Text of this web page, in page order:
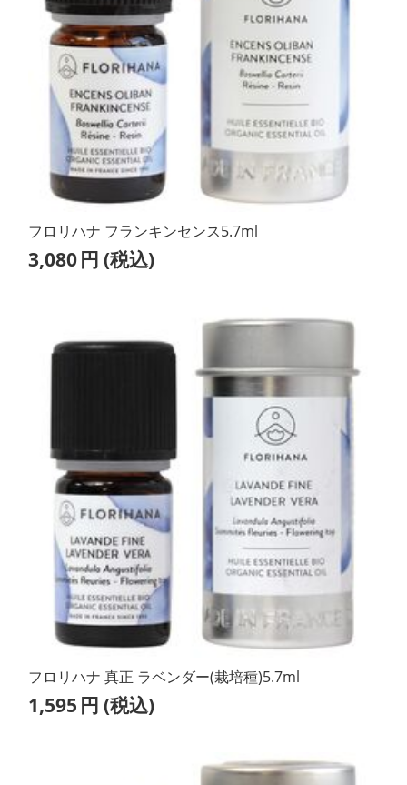
フロリハナ フランキンセンス5.7ml
3,080円 (税込)
フロリハナ 真正 ラベンダー(栽培種)5.7ml
1,595 円 (税込)